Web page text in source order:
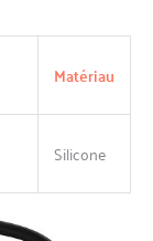
Matériau
Silicone